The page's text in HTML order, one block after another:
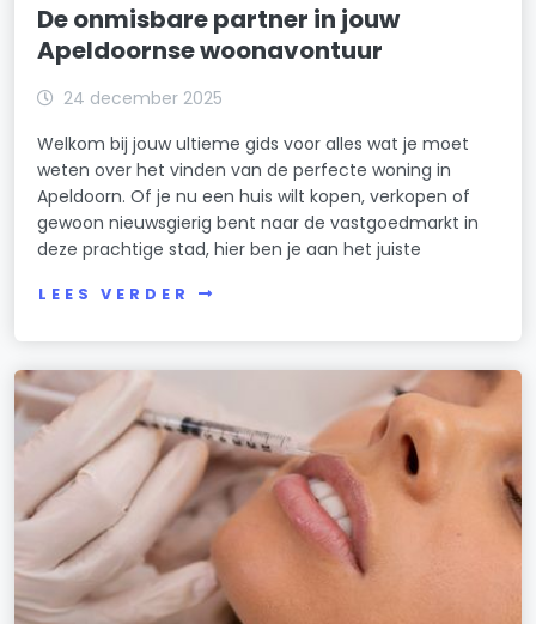
De onmisbare partner in jouw
Apeldoornse woonavontuur
24 december 2025
Welkom bij jouw ultieme gids voor alles wat je moet
weten over het vinden van de perfecte woning in
Apeldoorn. Of je nu een huis wilt kopen, verkopen of
gewoon nieuwsgierig bent naar de vastgoedmarkt in
deze prachtige stad, hier ben je aan het juiste
LEES VERDER